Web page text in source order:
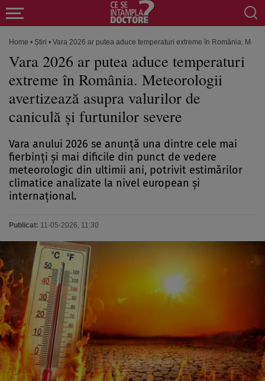
Home • Știri • Vara 2026 ar putea aduce temperaturi extreme în România.
Vara 2026 ar putea aduce temperaturi
extreme în România. Meteorologii
avertizează asupra valurilor de
caniculă și furtunilor severe
Vara anului 2026 se anunță una dintre cele mai
fierbinți și mai dificile din punct de vedere
meteorologic din ultimii ani, potrivit estimărilor
climatice analizate la nivel european și
internațional.
Publicat: 11-05-2026, 11:30